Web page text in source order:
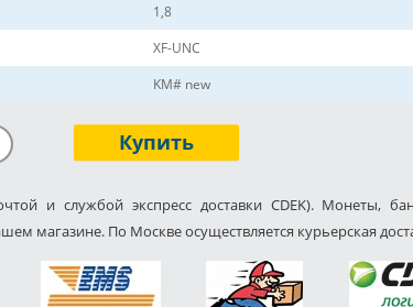
1,8
XF-UNC
KM# new
Купить
и службой экспресс доставки CDEK). Монеты,
магазине. По Москве осуществляется курьерская